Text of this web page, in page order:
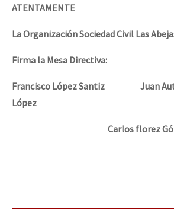
ATENTAMENTE
La Organización Sociedad Civil Las
Firma la Mesa Directiva:
Francisco López Santiz Juan
López
Carlos florez